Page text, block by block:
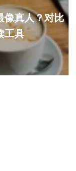
像真人？对比
工具